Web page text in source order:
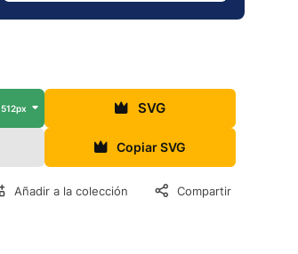
512px SVG
Copiar SVG
Añadir a la colección Compartir